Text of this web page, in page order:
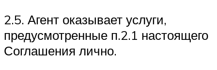
2.5. Агент оказывает услуги,
предусмотренные п.2.1 настоящего
Соглашения лично.